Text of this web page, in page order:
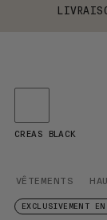
VÊTEMENTS
EXCLUSIVEMENT
CREAS BLACK